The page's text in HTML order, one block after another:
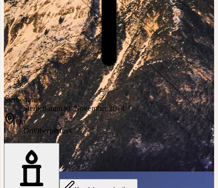
Sterbedatum
Sterbedatum30. November 2014
Ort
OrtOberperfuss